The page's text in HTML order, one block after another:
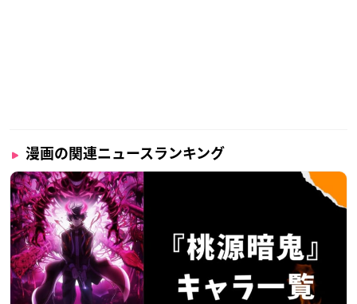
漫画の関連ニュースランキング